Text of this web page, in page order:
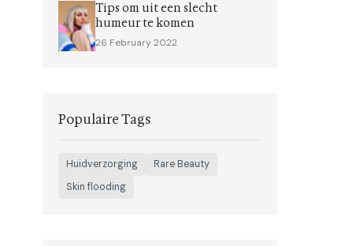
Tips om uit een slecht
humeur te komen
26 February 2022
Populaire Tags
Huidverzorging
Rare Beauty
Skin flooding